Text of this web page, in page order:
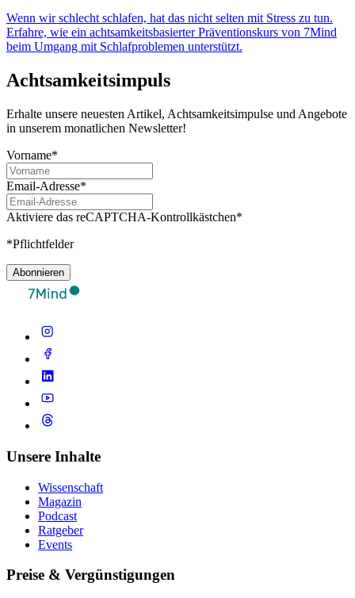
Wenn wir schlecht schlafen, hat das nicht selten mit Stress zu tun.
Erfahre, wie ein achtsamkeitsbasierter Präventionskurs von 7Mind
beim Umgang mit Schlafproblemen unterstützt.
Achtsamkeitsimpuls
Erhalte unsere neuesten Artikel, Achtsamkeitsimpulse und Angebote
in unserem monatlichen Newsletter!
Vorname*
Email-Adresse*
Aktiviere das reCAPTCHA-Kontrollkästchen*
*Pflichtfelder
Abonnieren
Unsere Inhalte
Wissenschaft
Magazin
Podcast
Ratgeber
Events
Preise & Vergünstigungen